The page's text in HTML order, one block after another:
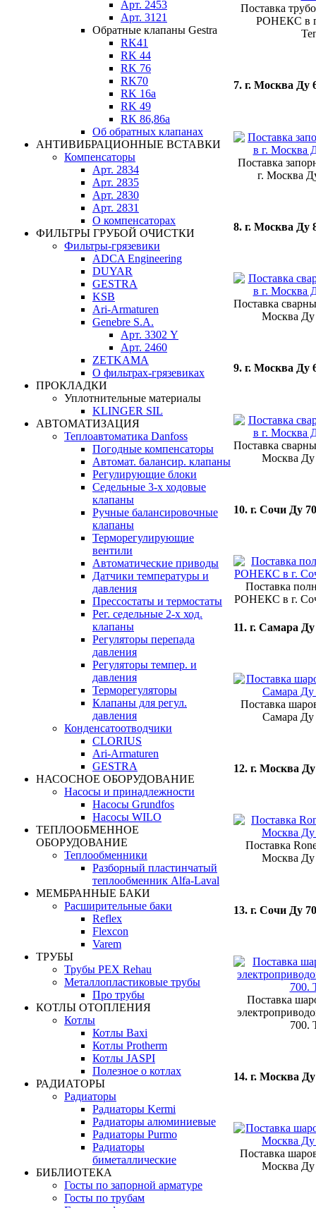
Арт. 2453
Арт. 3121
Обратные клапаны Gestra
RK41
RK 44
RK 76
RK70
RK 16a
RK 49
RK 86,86a
Об обратных клапанах
АНТИВИБРАЦИОННЫЕ ВСТАВКИ
Компенсаторы
Арт. 2834
Арт. 2835
Арт. 2830
Арт. 2831
О компенсаторах
ФИЛЬТРЫ ГРУБОЙ ОЧИСТКИ
Фильтры-грязевики
ADCA Engineering
DUYAR
GESTRA
KSB
Ari-Armaturen
Genebre S.A.
Арт. 3302 Y
Арт. 2460
ZETKAMA
О фильтрах-грязевиках
ПРОКЛАДКИ
Уплотнительные материалы
KLINGER SIL
АВТОМАТИЗАЦИЯ
Теплоавтоматика Danfoss
Погодные компенсаторы
Автомат. балансир. клапаны
Регулирующие блоки
Седельные 3-х ходовые
клапаны
Ручные балансировочные
клапаны
Терморегулирующие
вентили
Автоматические приводы
Датчики температуры и
давления
Прессостаты и термостаты
Рег. седельные 2-х ход.
клапаны
Регуляторы перепада
давления
Регуляторы темпер. и
давления
Терморегуляторы
Клапаны для регул.
давления
Конденсатоотводчики
CLORIUS
Ari-Armaturen
GESTRA
НАСОСНОЕ ОБОРУДОВАНИЕ
Насосы и принадлежности
Насосы Grundfos
Насосы WILO
ТЕПЛООБМЕННОЕ
ОБОРУДОВАНИЕ
Теплообменники
Разборный пластинчатый
теплообменник Alfa-Laval
МЕМБРАННЫЕ БАКИ
Расширительные баки
Reflex
Flexcon
Varem
ТРУБЫ
Трубы PEX Rehau
Металлопластиковые трубы
Про трубы
КОТЛЫ ОТОПЛЕНИЯ
Котлы
Котлы Baxi
Котлы Protherm
Котлы JASPI
Полезное о котлах
РАДИАТОРЫ
Радиаторы
Радиаторы Kermi
Радиаторы алюминиевые
Радиаторы Purmo
Радиаторы
биметаллические
БИБЛИОТЕКА
Госты по запорной арматуре
Госты по трубам
Поставка
РОНЕКС в
7. г. Москва Ду
Поставка
г. Москва
8. г. Москва Ду
Поставка
Москва Ду
9. г. Москва Ду
Поставка
Москва Ду
10. г. Сочи Ду
Поставка
РОНЕКС в г.
11. г. Самара Ду
Поставка
Самара Ду
12. г. Москва
Поставка
Москва Ду
13. г. Сочи Ду
Поставка
700.
14. г. Москва
Поставка
Москва Ду